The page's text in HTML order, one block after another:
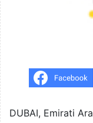
DUBAI, Emirati